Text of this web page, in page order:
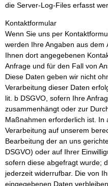
die Server-Log-Files erfasst
Kontaktformular
Wenn Sie uns per
werden Ihre Angaben aus dem
Ihnen dort angegebenen
Anfrage und für den Fall von
Diese Daten geben wir nicht
Verarbeitung dieser Daten
lit. b DSGVO, sofern Ihre
zusammenhängt oder zur
Maßnahmen erforderlich ist. In
Verarbeitung auf unserem
Bearbeitung der an uns
DSGVO) oder auf Ihrer
sofern diese abgefragt wurde;
jederzeit widerrufbar. Die von
eingegebenen Daten